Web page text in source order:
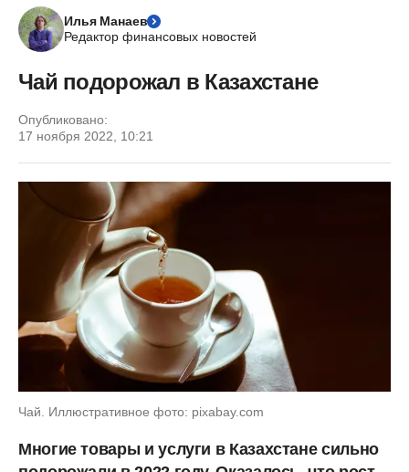
Илья Манаев
Редактор финансовых новостей
Чай подорожал в Казахстане
Опубликовано:
17 ноября 2022, 10:21
Чай. Иллюстративное фото: pixabay.com
Многие товары и услуги в Казахстане сильно